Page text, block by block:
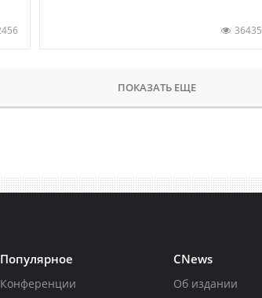
36435
ПОКАЗАТЬ ЕЩЕ
Популярное
Конференции
CNews
Об издании